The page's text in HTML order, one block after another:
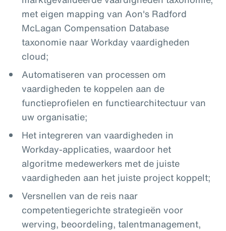
met eigen mapping van Aon's Radford
McLagan Compensation Database
taxonomie naar Workday vaardigheden
cloud;
Automatiseren van processen om
vaardigheden te koppelen aan de
functieprofielen en functiearchitectuur van
uw organisatie;
Het integreren van vaardigheden in
Workday-applicaties, waardoor het
algoritme medewerkers met de juiste
vaardigheden aan het juiste project koppelt;
Versnellen van de reis naar
competentiegerichte strategieën voor
werving, beoordeling, talentmanagement,